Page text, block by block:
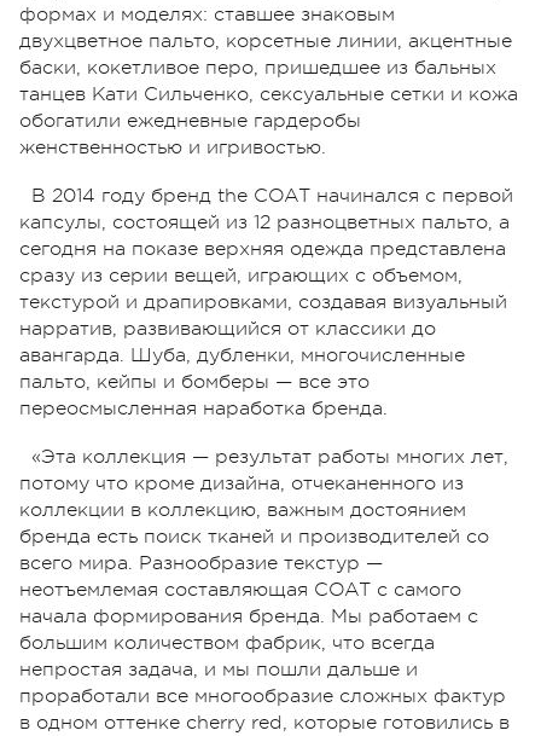
формах и моделях: ставшее знаковым
двухцветное пальто, корсетные линии, акцентные
баски, кокетливое перо, пришедшее из бальных
танцев Кати Сильченко, сексуальные сетки и кожа
обогатили ежедневные гардеробы
женственностью и игривостью.
В 2014 году бренд the COAT начинался с первой
капсулы, состоящей из 12 разноцветных пальто, а
сегодня на показе верхняя одежда представлена ​​
сразу из серии вещей, играющих с объемом,
текстурой и драпировками, создавая визуальный
нарратив, развивающийся от классики до
авангарда. Шуба, дубленки, многочисленные
пальто, кейпы и бомберы — все это
переосмысленная наработка бренда.
«Эта коллекция — результат работы многих лет,
потому что кроме дизайна, отчеканенного из
коллекции в коллекцию, важным достоянием
бренда есть поиск тканей и производителей со
всего мира. Разнообразие текстур —
неотъемлемая составляющая COAT с самого
начала формирования бренда. Мы работаем с
большим количеством фабрик, что всегда
непростая задача, и мы пошли дальше и
проработали все многообразие сложных фактур
в одном оттенке cherry red, которые готовились в